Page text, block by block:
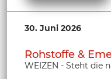
30. Juni 2026
Rohstoffe &
WEIZEN - Steht die